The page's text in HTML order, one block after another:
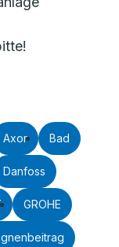
Axor Bad
Danfoss
GROHE